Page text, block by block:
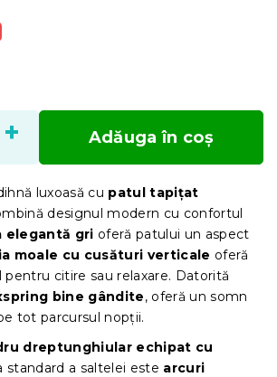
Adăuga în coş
luxoasă cu patul tapițat
designul modern cu confortul
elegantă gri oferă patului un aspect
moale cu cusături verticale oferă
citire sau relaxare. Datorită
bine gândite, oferă un somn
tot parcursul nopții.
dreptunghiular echipat cu
standard a saltelei este arcuri